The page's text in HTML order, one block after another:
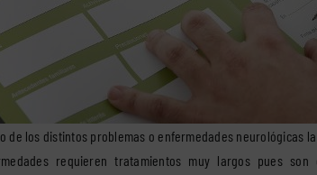
de los distintos problemas o enfermedades neurológicas
requieren tratamientos muy largos pues